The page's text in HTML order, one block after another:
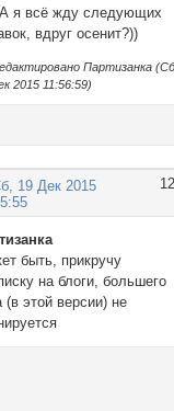
я всё жду следующих
вдруг осенит?))
Партизанка
2015 11:56:59)
12
19 Дек 2015
быть, прикручу
на блоги, большего
(в этой версии) не